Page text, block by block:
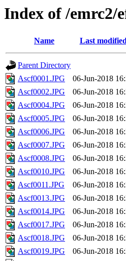
Index of /emrc2/
Name Last
Parent Directory
Ascf0001.JPG
06-Jun-2018
Ascf0002.JPG
06-Jun-2018
Ascf0004.JPG
06-Jun-2018
Ascf0005.JPG
06-Jun-2018
Ascf0006.JPG
06-Jun-2018
Ascf0007.JPG
06-Jun-2018
Ascf0008.JPG
06-Jun-2018
Ascf0010.JPG
06-Jun-2018
Ascf0011.JPG
06-Jun-2018
Ascf0013.JPG
06-Jun-2018
Ascf0014.JPG
06-Jun-2018
Ascf0017.JPG
06-Jun-2018
Ascf0018.JPG
06-Jun-2018
Ascf0019.JPG
06-Jun-2018